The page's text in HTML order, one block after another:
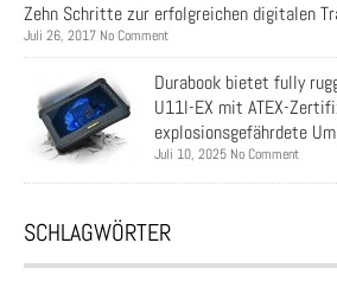
Zehn Schritte zur erfolgreichen digitalen
Juli 26, 2017 No Comment
Durabook bietet fully
U11I-EX mit ATEX-
explosionsgefährdete
Juli 10, 2025 No Comment
SCHLAGWÖRTER